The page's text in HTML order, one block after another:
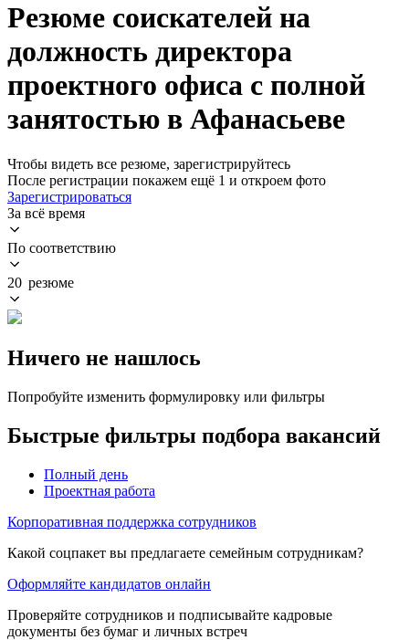
Резюме соискателей на
должность директора
проектного офиса с полной
занятостью в Афанасьеве
Чтобы видеть все резюме, зарегистрируйтесь
После регистрации покажем ещё 1 и откроем фото
Зарегистрироваться
За всё время
По соответствию
20 резюме
Ничего не нашлось
Попробуйте изменить формулировку или фильтры
Быстрые фильтры подбора вакансий
Полный день
Проектная работа
Корпоративная поддержка сотрудников
Какой соцпакет вы предлагаете семейным сотрудникам?
Оформляйте кандидатов онлайн
Проверяйте сотрудников и подписывайте кадровые
документы без бумаг и личных встреч